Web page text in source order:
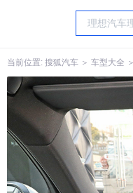
当前位置: 搜狐汽车 ＞ 车型大全 ＞